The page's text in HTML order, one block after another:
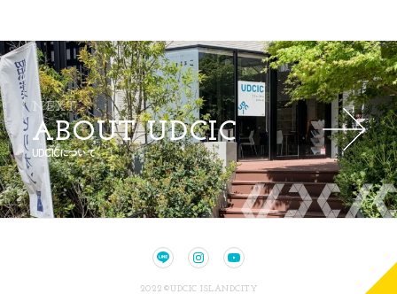
NEXT
ABOUT UDCIC
UDCICについて
2022©UDCIC ISLANDCITY